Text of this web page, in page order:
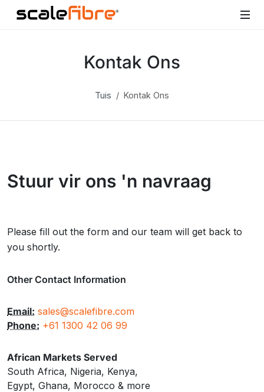
Kontak Ons
Tuis Kontak Ons
Stuur vir ons 'n navraag
Please fill out the form and our team will get back to
you shortly.
Other Contact Information
Email: sales@scalefibre.com
Phone: +61 1300 42 06 99
African Markets Served
South Africa, Nigeria, Kenya,
Egypt, Ghana, Morocco & more